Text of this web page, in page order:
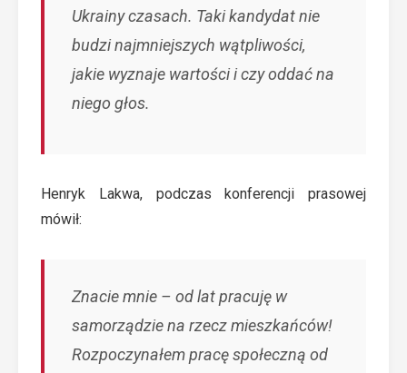
Ukrainy czasach. Taki kandydat nie
budzi najmniejszych wątpliwości,
jakie wyznaje wartości i czy oddać na
niego głos.
Henryk Lakwa, podczas konferencji prasowej
mówił:
Znacie mnie – od lat pracuję w
samorządzie na rzecz mieszkańców!
Rozpoczynałem pracę społeczną od